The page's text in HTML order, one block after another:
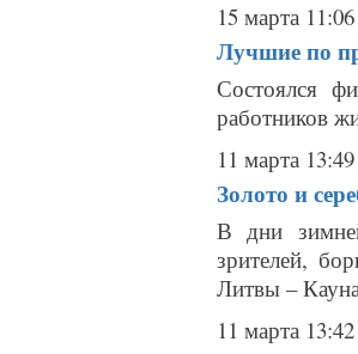
15 марта 11:06
Лучшие по
Состоялся
работников
11 марта 13:49
Золото и
В дни
зрителей,
Литвы –
11 марта 13:42